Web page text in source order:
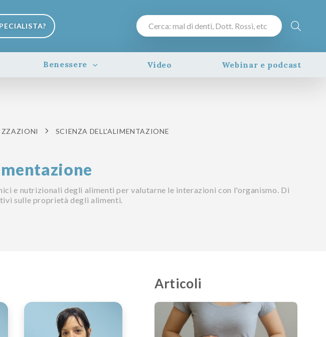
Benessere Video Webinar e podcast
SCIENZA DELL'ALIMENTAZIONE
e nutrizionali degli alimenti per valutarne le interazioni con l'organismo. Di
sulle proprietà degli alimenti.
Articoli